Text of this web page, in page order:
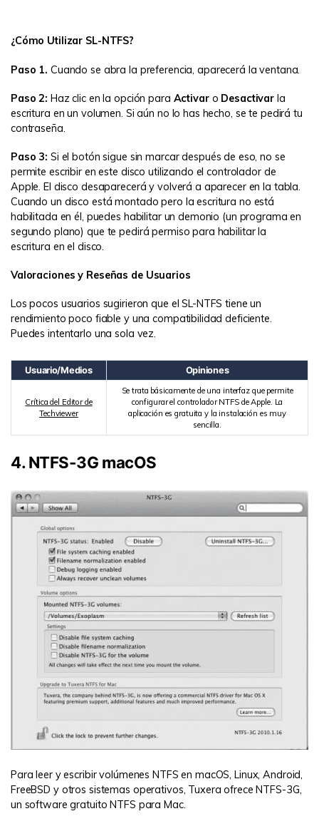
¿Cómo Utilizar SL-NTFS?
Paso 1. Cuando se abra la preferencia, aparecerá la ventana.
Paso 2: Haz clic en la opción para Activar o Desactivar la
escritura en un volumen. Si aún no lo has hecho, se te pedirá tu
contraseña.
Paso 3: Si el botón sigue sin marcar después de eso, no se
permite escribir en este disco utilizando el controlador de
Apple. El disco desaparecerá y volverá a aparecer en la tabla.
Cuando un disco está montado pero la escritura no está
habilitada en él, puedes habilitar un demonio (un programa en
segundo plano) que te pedirá permiso para habilitar la
escritura en el disco.
Valoraciones y Reseñas de Usuarios
Los pocos usuarios sugirieron que el SL-NTFS tiene un
rendimiento poco fiable y una compatibilidad deficiente.
Puedes intentarlo una sola vez.
Usuario/Medios Opiniones
Crítica del Editor de
Techviewer
Se trata básicamente de una interfaz que permite
configurar el controlador NTFS de Apple. La
aplicación es gratuita y la instalación es muy
sencilla.
4. NTFS-3G macOS
Para leer y escribir volúmenes NTFS en macOS, Linux, Android,
FreeBSD y otros sistemas operativos, Tuxera ofrece NTFS-3G,
un software gratuito NTFS para Mac.